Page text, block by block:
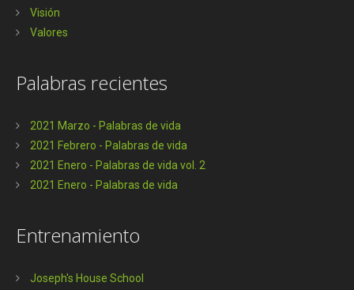
Visión
Valores
Palabras recientes
2021 Marzo - Palabras de vida
2021 Febrero - Palabras de vida
2021 Enero - Palabras de vida vol. 2
2021 Enero - Palabras de vida
Entrenamiento
Joseph's House School